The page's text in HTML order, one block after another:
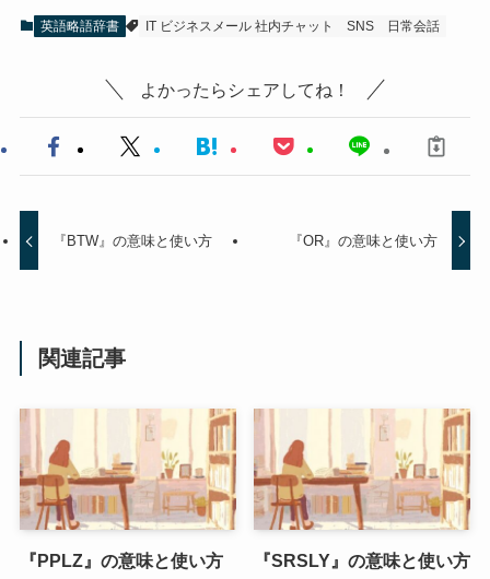
英語略語辞書 IT ビジネスメール 社内チャット SNS 日常会話
よかったらシェアしてね！
『BTW』の意味と使い方 『OR』の意味と使い方
関連記事
『PPLZ』の意味と使い方 『SRSLY』の意味と使い方